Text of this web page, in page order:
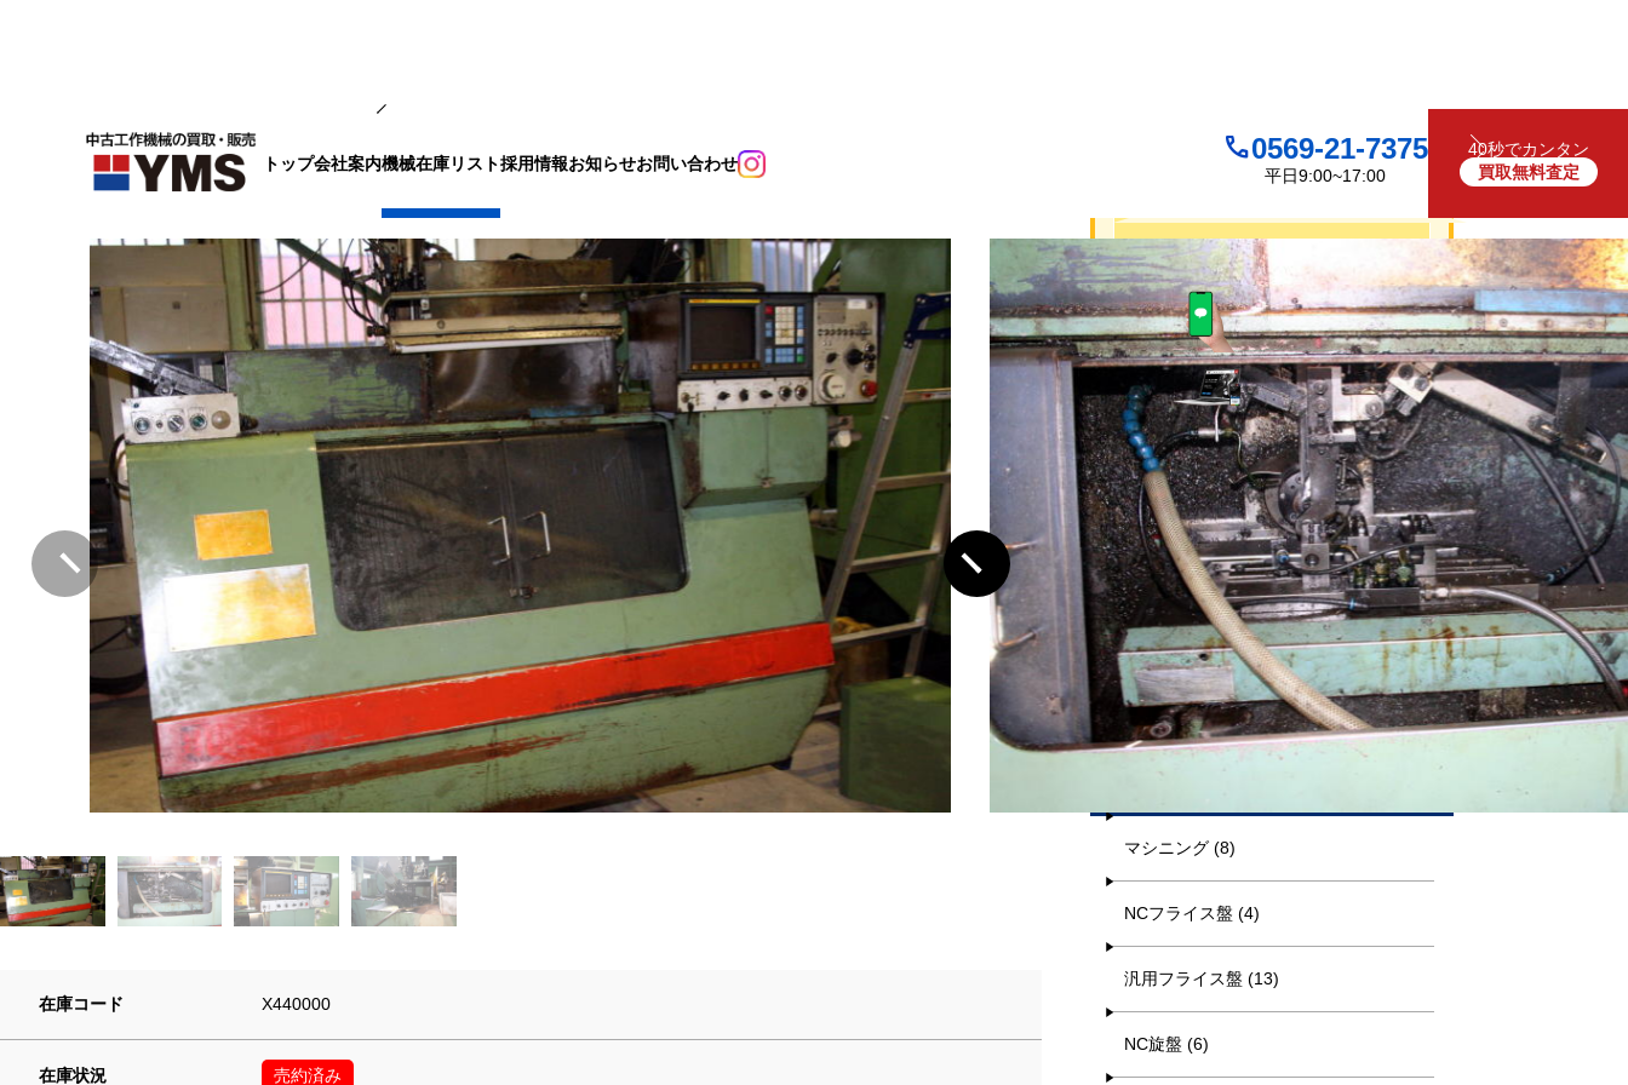
トップ会社案内機械在庫リスト採用情報お知らせお問い合わせ 0569-21-7375
平日9:00~17:00
40秒でカンタン
買取無料査定
NC旋盤
在庫コード X440000
在庫状況 売約済み
買取について
お見積り・査定は
LINEで査定 （友だち追加）
買取フォームで査定
お電話でも受け付けております
0569-21-7375
平日9:00~17:00
キーワード検索
マシニング (8)
NCフライス盤 (4)
汎用フライス盤 (13)
NC旋盤 (6)